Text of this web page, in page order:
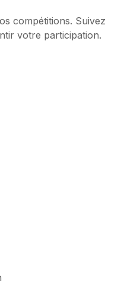
compétitions. Suivez
votre participation.